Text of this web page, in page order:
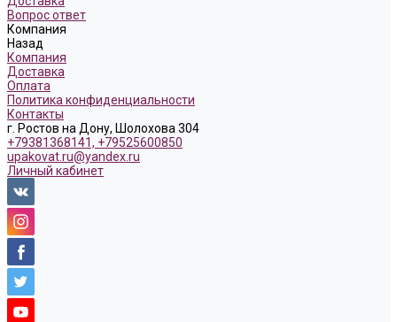
Вопрос ответ
Компания
Назад
Компания
Доставка
Оплата
Политика конфиденциальности
Контакты
г. Ростов на Дону, Шолохова 304
+79381368141, +79525600850
upakovat.ru@yandex.ru
Личный кабинет